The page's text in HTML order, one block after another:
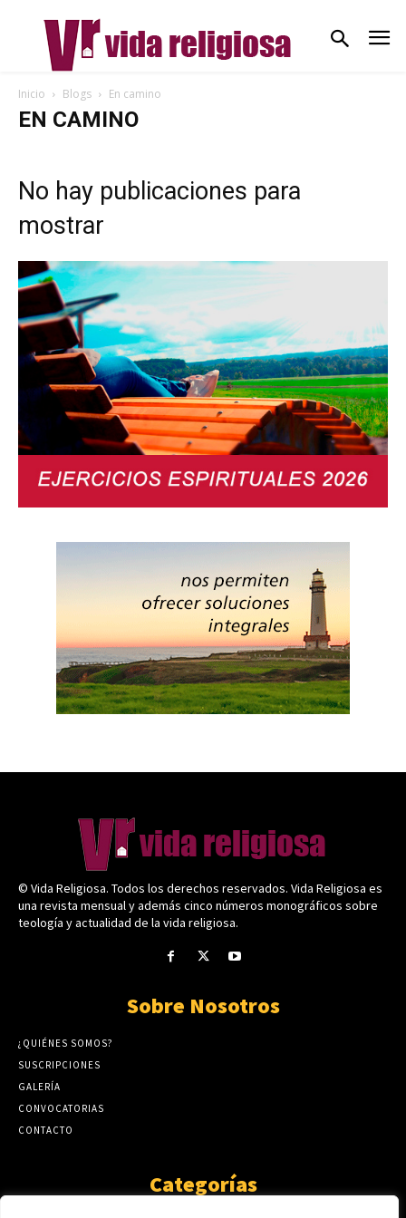
Inicio Blogs En camino
EN CAMINO
No hay publicaciones para
mostrar
© Vida Religiosa. Todos los derechos reservados. Vida Religiosa es
una revista mensual y además cinco números monográficos sobre
teología y actualidad de la vida religiosa.
Sobre Nosotros
¿QUIÉNES SOMOS?
SUSCRIPCIONES
GALERÍA
CONVOCATORIAS
CONTACTO
Categorías